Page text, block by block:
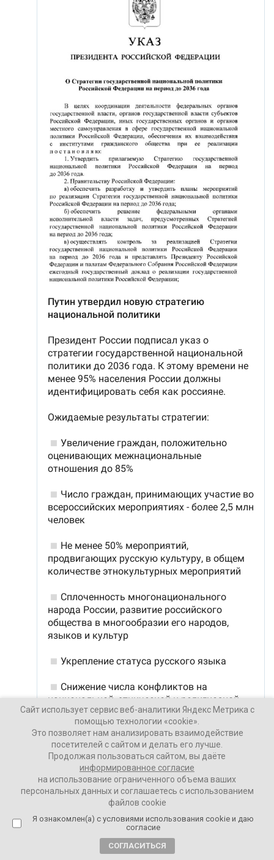
Ваши Новости
Сайт использует сервис веб-аналитики Яндекс Метрика с
помощью технологии «cookie».
Это позволяет нам анализировать взаимодействие
посетителей с сайтом и делать его лучше.
Продолжая пользоваться сайтом, вы даёте
информированное согласие
на использование ограниченного объема ваших
персональных данных и соглашаетесь с использованием
файлов cookie
Я ознакомлен(а) с условиями использования cookie и даю
согласие
СОГЛАСИТЬСЯ